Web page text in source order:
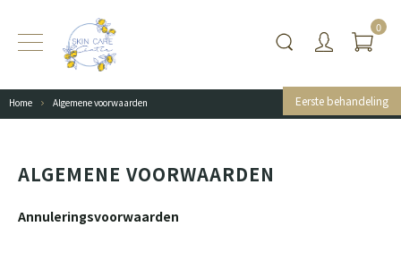
Eerste behandeling
0
Home Algemene voorwaarden
ALGEMENE VOORWAARDEN
Annuleringsvoorwaarden